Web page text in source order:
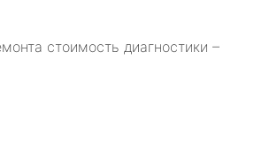
стоимость диагностики –